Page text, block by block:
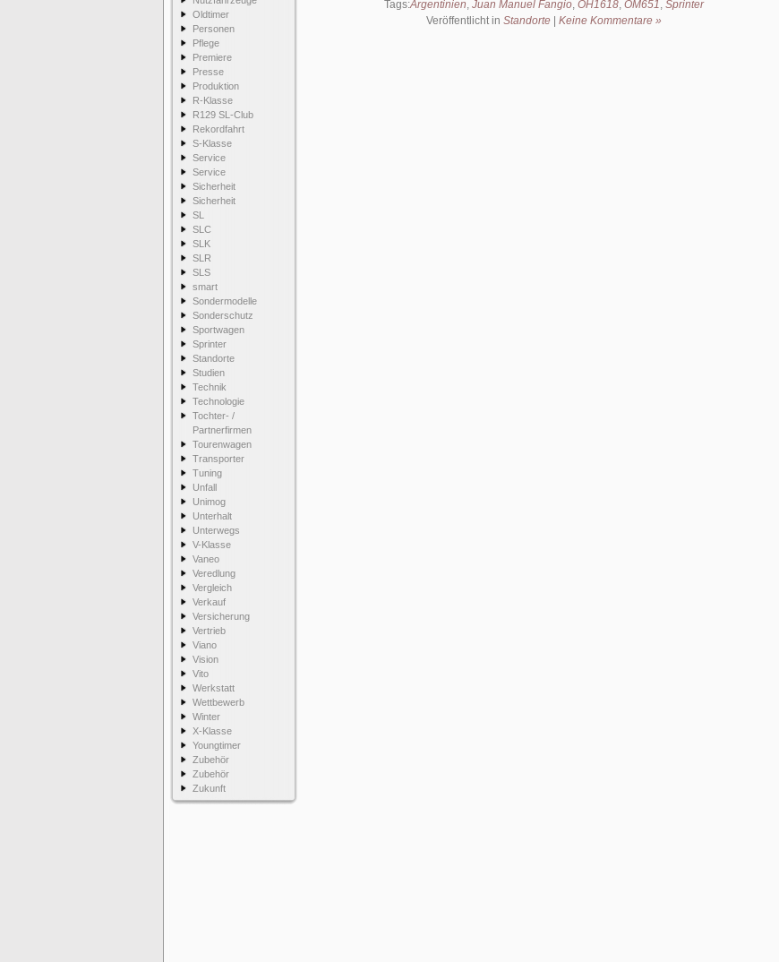
Oldtimer
Personen
Pflege
Premiere
Presse
Produktion
R-Klasse
R129 SL-Club
Rekordfahrt
S-Klasse
Service
Service
Sicherheit
Sicherheit
SL
SLC
SLK
SLR
SLS
smart
Sondermodelle
Sonderschutz
Sportwagen
Sprinter
Standorte
Studien
Technik
Technologie
Tochter- /
Partnerfirmen
Tourenwagen
Transporter
Tuning
Unfall
Unimog
Unterhalt
Unterwegs
V-Klasse
Vaneo
Veredlung
Vergleich
Verkauf
Versicherung
Vertrieb
Viano
Vision
Vito
Werkstatt
Wettbewerb
Winter
X-Klasse
Youngtimer
Zubehör
Zubehör
Zukunft
Tags:Argentinien, Juan Manuel Fangio, OH1618, OM651, Sprinter
Veröffentlicht in Standorte| Keine Kommentare »